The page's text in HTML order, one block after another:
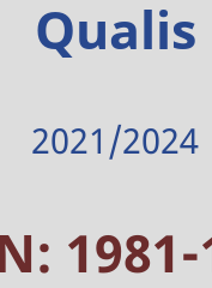
Qualis
2021/2024